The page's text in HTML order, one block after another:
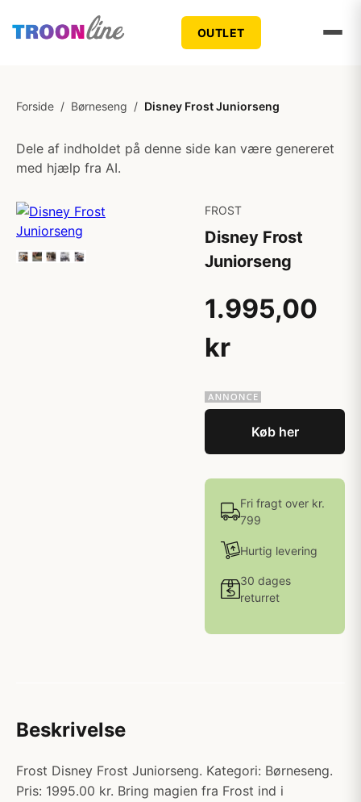
OUTLET
Forside / Børneseng / Disney Frost Juniorseng
Dele af indholdet på denne side kan være genereret
med hjælp fra AI.
FROST
Disney Frost
Juniorseng
1.995,00
kr
Køb her
Fri fragt over kr.
799
Hurtig levering
30 dages
returret
Beskrivelse
Frost Disney Frost Juniorseng. Kategori: Børneseng.
Pris: 1995.00 kr. Bring magien fra Frost ind i